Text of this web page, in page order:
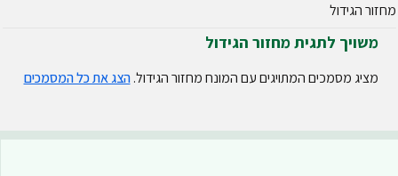
מחזור הגידול
משויך לתגית מחזור הגידול
מציג מסמכים המתויגים עם המונח מחזור הגידול.הצג את כל המסמכים